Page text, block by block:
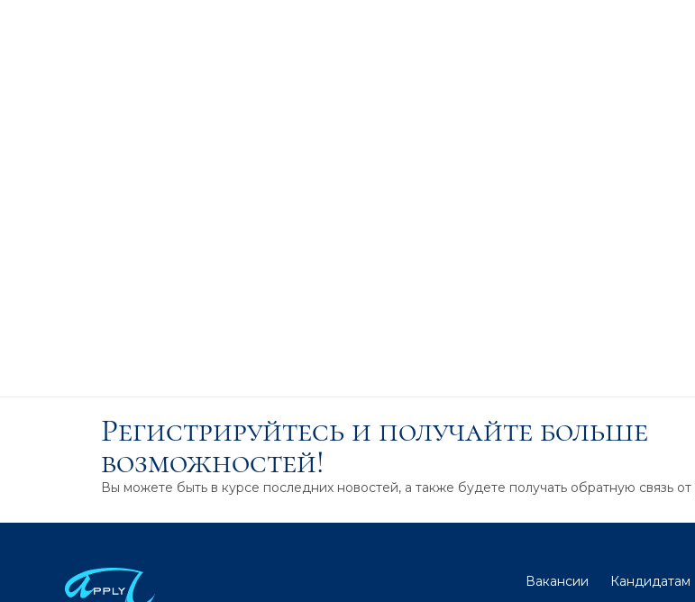
Регистрируйтесь и получайте больше
возможностей!
Вы можете быть в курсе последних новостей, а также будете получать обратную связь
Вакансии Кандидатам